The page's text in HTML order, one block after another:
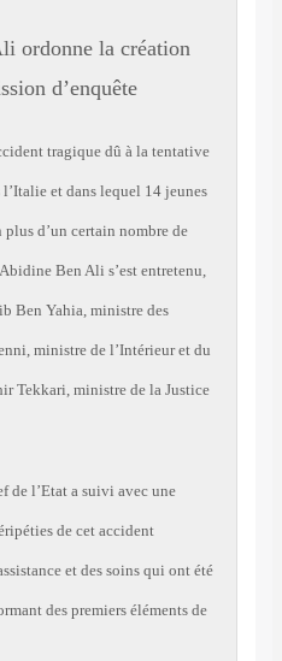
ordonne la création
d’enquête
tragique dû à la tentative
et dans lequel 14 jeunes
d’un certain nombre de
Ben Ali s’est entretenu,
Ben Yahia, ministre des
ministre de l’Intérieur et du
Tekkari, ministre de la Justice
de l’Etat a suivi avec une
de cet accident
et des soins qui ont été
des premiers éléments de